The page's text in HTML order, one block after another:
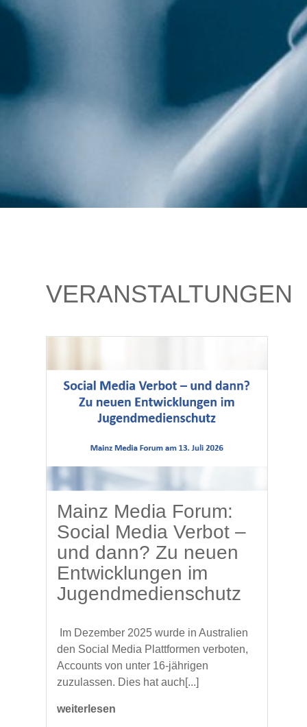
VERANSTALTUNGEN
Mainz Media Forum:
Social Media Verbot –
und dann? Zu neuen
Entwicklungen im
Jugendmedienschutz
​ Im Dezember 2025 wurde in Australien
den Social Media Plattformen verboten,
Accounts von unter 16-jährigen
zuzulassen. Dies hat auch[...]
weiterlesen